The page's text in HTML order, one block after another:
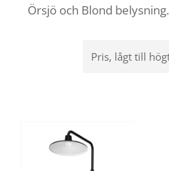
Örsjö och Blond belysning.
efter